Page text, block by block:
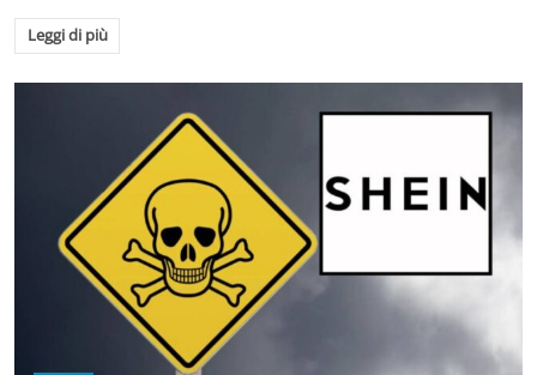
Leggi di più